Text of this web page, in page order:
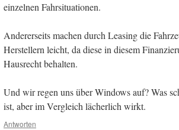
einzelnen Fahrsituationen.
Andererseits machen durch Leasing die
Herstellern leicht, da diese in diesem
Hausrecht behalten.
Und wir regen uns über Windows auf? Was
ist, aber im Vergleich lächerlich wirkt.
Antworten